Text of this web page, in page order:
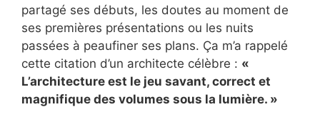
partagé ses débuts, les doutes au moment de
ses premières présentations ou les nuits
passées à peaufiner ses plans. Ça m’a rappelé
cette citation d’un architecte célèbre : «
L’architecture est le jeu savant, correct et
magnifique des volumes sous la lumière. »